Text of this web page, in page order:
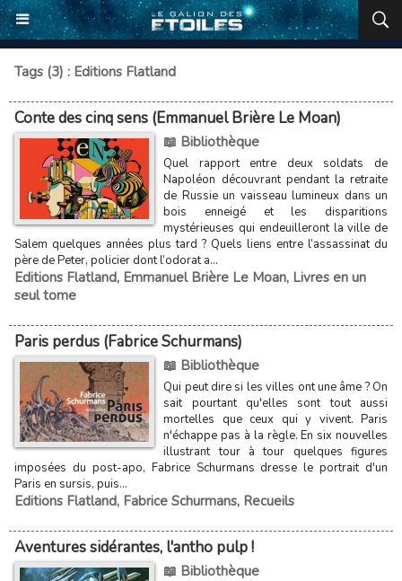
Tags (3) : Editions Flatland
Conte des cinq sens (Emmanuel Brière Le Moan)
📖 Bibliothèque
Quel rapport entre deux soldats de
Napoléon découvrant pendant la retraite
de Russie un vaisseau lumineux dans un
bois enneigé et les disparitions
mystérieuses qui endeuilleront la ville de
Salem quelques années plus tard ? Quels liens entre l’assassinat du
père de Peter, policier dont l’odorat a...
Editions Flatland, Emmanuel Brière Le Moan, Livres en un
seul tome
Paris perdus (Fabrice Schurmans)
📖 Bibliothèque
Qui peut dire si les villes ont une âme ? On
sait pourtant qu'elles sont tout aussi
mortelles que ceux qui y vivent. Paris
n'échappe pas à la règle. En six nouvelles
illustrant tour à tour quelques figures
imposées du post-apo, Fabrice Schurmans dresse le portrait d'un
Paris en sursis, puis...
Editions Flatland, Fabrice Schurmans, Recueils
Aventures sidérantes, l'antho pulp !
📖 Bibliothèque